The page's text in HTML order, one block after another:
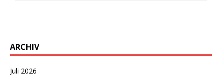
ARCHIV
Juli 2026